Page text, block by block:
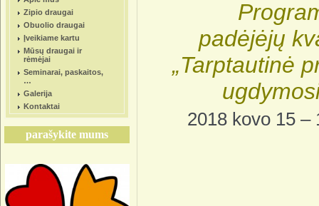
Zipio draugai
Obuolio draugai
Įveikiame kartu
Mūsų draugai ir
rėmėjai
Seminarai, paskaitos,
…
Galerija
Kontaktai
parašykite mums
padėjėjų
„Tarptautinė
2018 kovo 15 –